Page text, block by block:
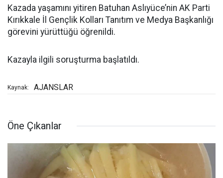
Kazada yaşamını yitiren Batuhan Aslıyüce’nin AK Parti
Kırıkkale İl Gençlik Kolları Tanıtım ve Medya Başkanlığı
görevini yürüttüğü öğrenildi.
Kazayla ilgili soruşturma başlatıldı.
Kaynak: AJANSLAR
Öne Çıkanlar